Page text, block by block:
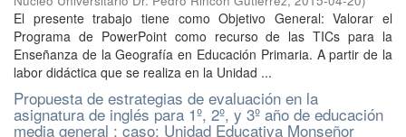
El presente trabajo tiene como Objetivo General: Valorar el
Programa de PowerPoint como recurso de las TICs para la
Enseñanza de la Geografía en Educación Primaria. A partir de la
labor didáctica que se realiza en la Unidad ...
Propuesta de estrategias de evaluación en la
asignatura de inglés para 1º, 2º, y 3º año de educación
media general : caso: Unidad Educativa Monseñor